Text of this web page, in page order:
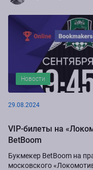
Новости
29.08.2024
VIP-билеты на
BetBoom
Букмекер BetBoom на
московского